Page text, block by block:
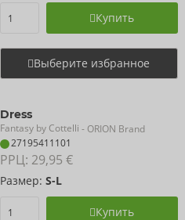
Купить
Выберите избранное
Dress
Fantasy by Cottelli - ORION Brand
27195411101
РРЦ: 29,95 €
Размер: S-L
Купить